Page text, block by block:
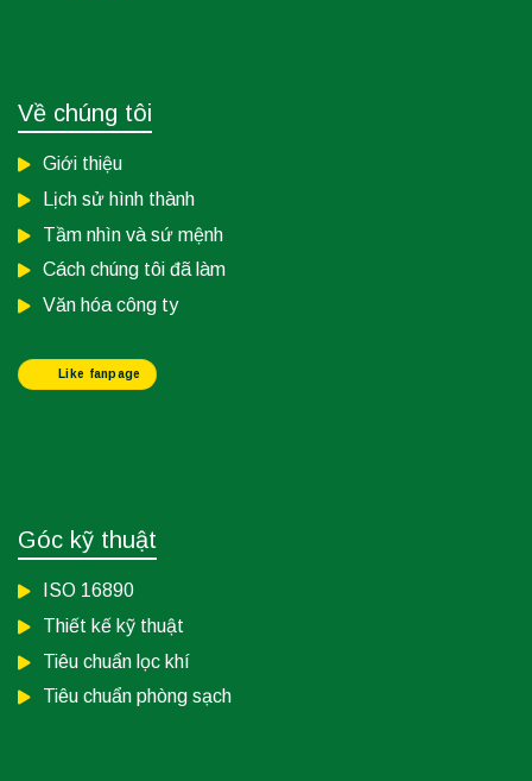
Về chúng tôi
Giới thiệu
Lịch sử hình thành
Tầm nhìn và sứ mệnh
Cách chúng tôi đã làm
Văn hóa công ty
Like fanpage
Góc kỹ thuật
ISO 16890
Thiết kế kỹ thuật
Tiêu chuẩn lọc khí
Tiêu chuẩn phòng sạch